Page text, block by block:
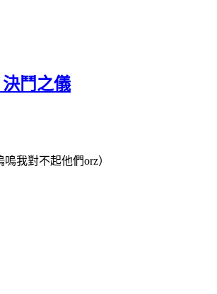
鬥之儀
嗚我對不起他們orz）